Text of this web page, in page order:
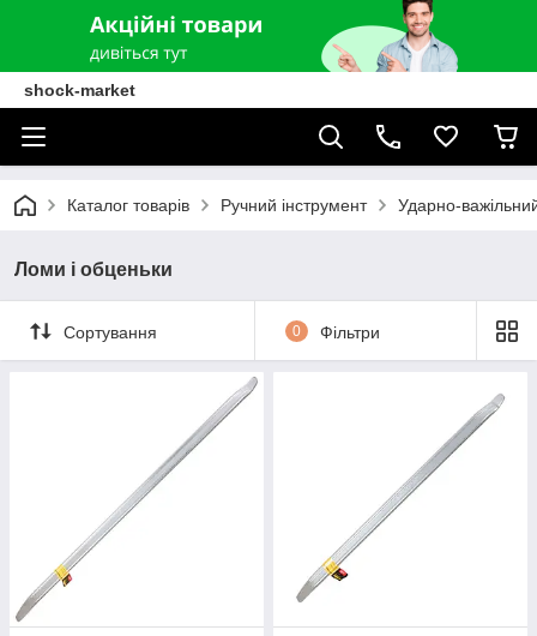
shock-market
Каталог товарів Ручний інструмент Ударно-
Ломи і обценьки
Сортування 0 Фільтри